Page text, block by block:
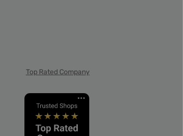
Top Rated Company